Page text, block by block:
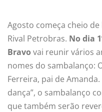
Agosto começa cheio
Rival Petrobras. No dia
Bravo vai reunir vários
nomes do sambalanço:
Ferreira, pai de
dança”, o sambalanço
que também serão